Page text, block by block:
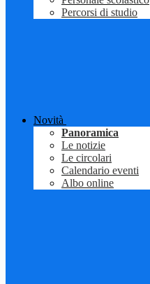
Percorsi di studio
Novità
Panoramica
Le notizie
Le circolari
Calendario eventi
Albo online